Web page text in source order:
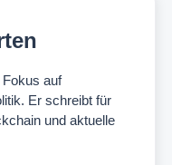
auf
Er schreibt für
und aktuelle